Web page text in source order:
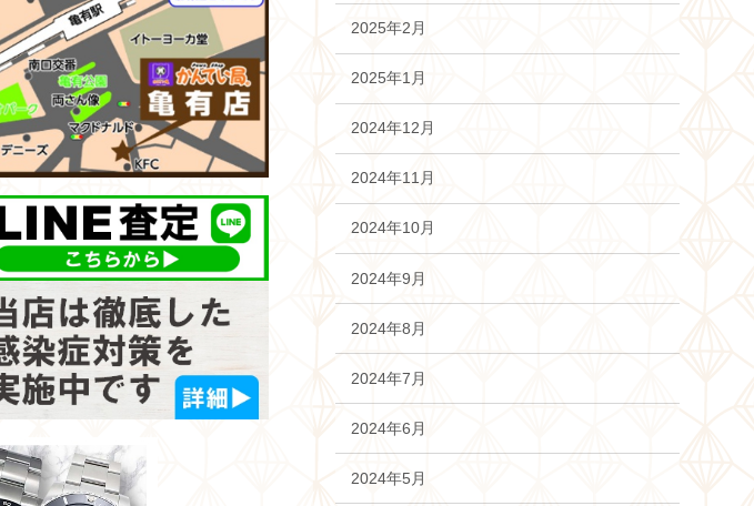
2025年2月
2025年1月
2024年12月
2024年11月
2024年10月
2024年9月
2024年8月
2024年7月
2024年6月
2024年5月